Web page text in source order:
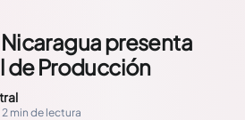
presenta
de Producción
2 min de lectura